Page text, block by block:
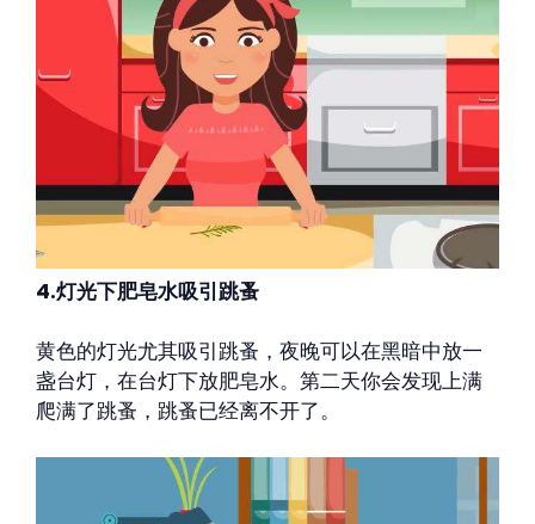
4.灯光下肥皂水吸引跳蚤
黄色的灯光尤其吸引跳蚤，夜晚可以在黑暗中放一
盏台灯，在台灯下放肥皂水。第二天你会发现上满
爬满了跳蚤，跳蚤已经离不开了。